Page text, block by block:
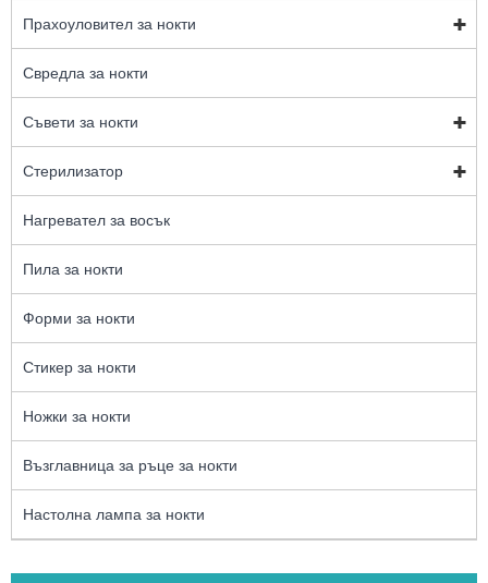
Прахоуловител за нокти
Свредла за нокти
Съвети за нокти
Стерилизатор
Нагревател за восък
Пила за нокти
Форми за нокти
Стикер за нокти
Ножки за нокти
Възглавница за ръце за нокти
Настолна лампа за нокти